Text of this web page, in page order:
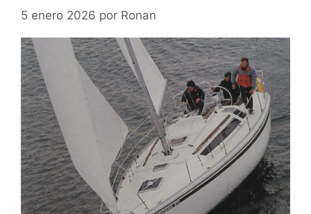
5 enero 2026 por Ronan